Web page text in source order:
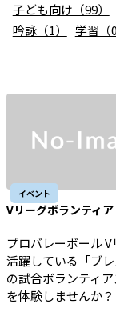
教室・イベントに
各教室・イベン
子ども向け（99）
吟詠（1）
学習（0
イベント
Vリーグボランティア
プロバレーボール V
活躍している「ブレ
の試合ボランティ
を体験しませんか？